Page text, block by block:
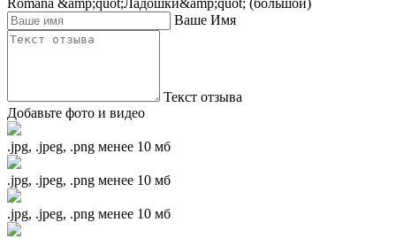
Ваше Имя
Текст отзыва
Добавьте фото и видео
.jpg, .jpeg, .png менее 10 мб
.jpg, .jpeg, .png менее 10 мб
.jpg, .jpeg, .png менее 10 мб